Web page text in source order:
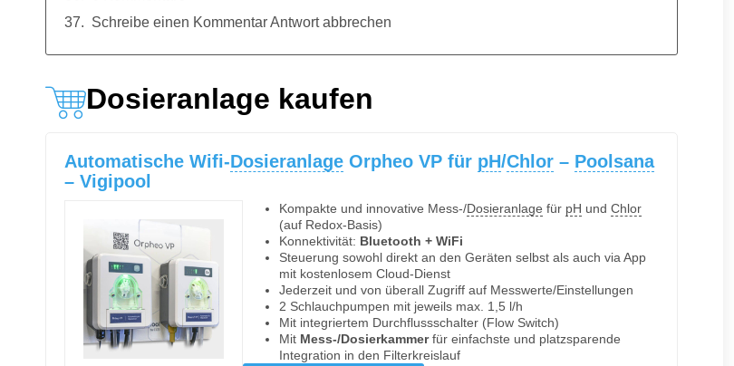
Schreibe einen Kommentar Antwort abbrechen
Dosieranlage kaufen
Automatische Wifi-Dosieranlage Orpheo VP für pH/Chlor – Poolsana
– Vigipool
Kompakte und innovative Mess-/Dosieranlage für pH und Chlor
(auf Redox-Basis)
Konnektivität: Bluetooth + WiFi
Steuerung sowohl direkt an den Geräten selbst als auch via App
mit kostenlosem Cloud-Dienst
Jederzeit und von überall Zugriff auf Messwerte/Einstellungen
2 Schlauchpumpen mit jeweils max. 1,5 l/h
Mit integriertem Durchflussschalter (Flow Switch)
Mit Mess-/Dosierkammerfür einfachste und platzsparende
Integration in den Filterkreislauf